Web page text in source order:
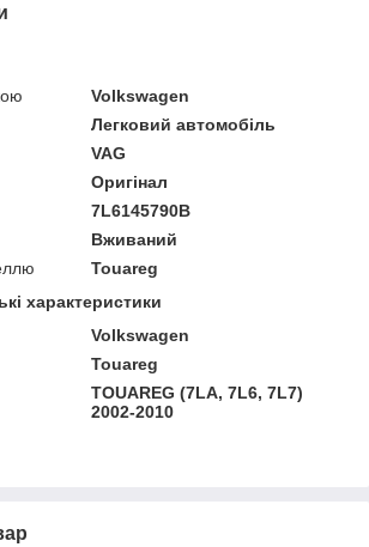
Volkswagen
Легковий автомобіль
VAG
Оригінал
7L6145790B
Вживаний
Touareg
характеристики
Volkswagen
Touareg
TOUAREG (7LA, 7L6, 7L7)
2002-2010